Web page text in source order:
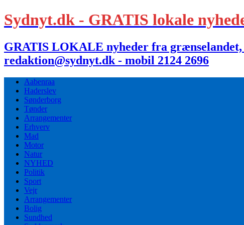
Sydnyt.dk - GRATIS lokale
GRATIS LOKALE nyheder fra grænselandet,
redaktion@sydnyt.dk - mobil 2124 2696
Aabenraa
Haderslev
Sønderborg
Tønder
Arrangementer
Erhverv
Mad
Motor
Natur
NYHED
Politik
Sport
Vejr
Arrangementer
Bolig
Sundhed